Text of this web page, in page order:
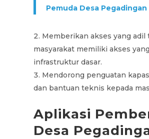
Pemuda Desa
Memberikan akses yang
masyarakat memiliki akses
infrastruktur dasar.
Mendorong penguatan
dan bantuan teknis kepada
Aplikasi
Desa